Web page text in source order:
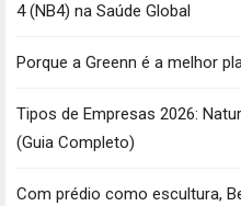
4 (NB4) na Saúde Global
Porque a Greenn é a melhor
Tipos de Empresas 2026:
(Guia Completo)
Com prédio como escultura,